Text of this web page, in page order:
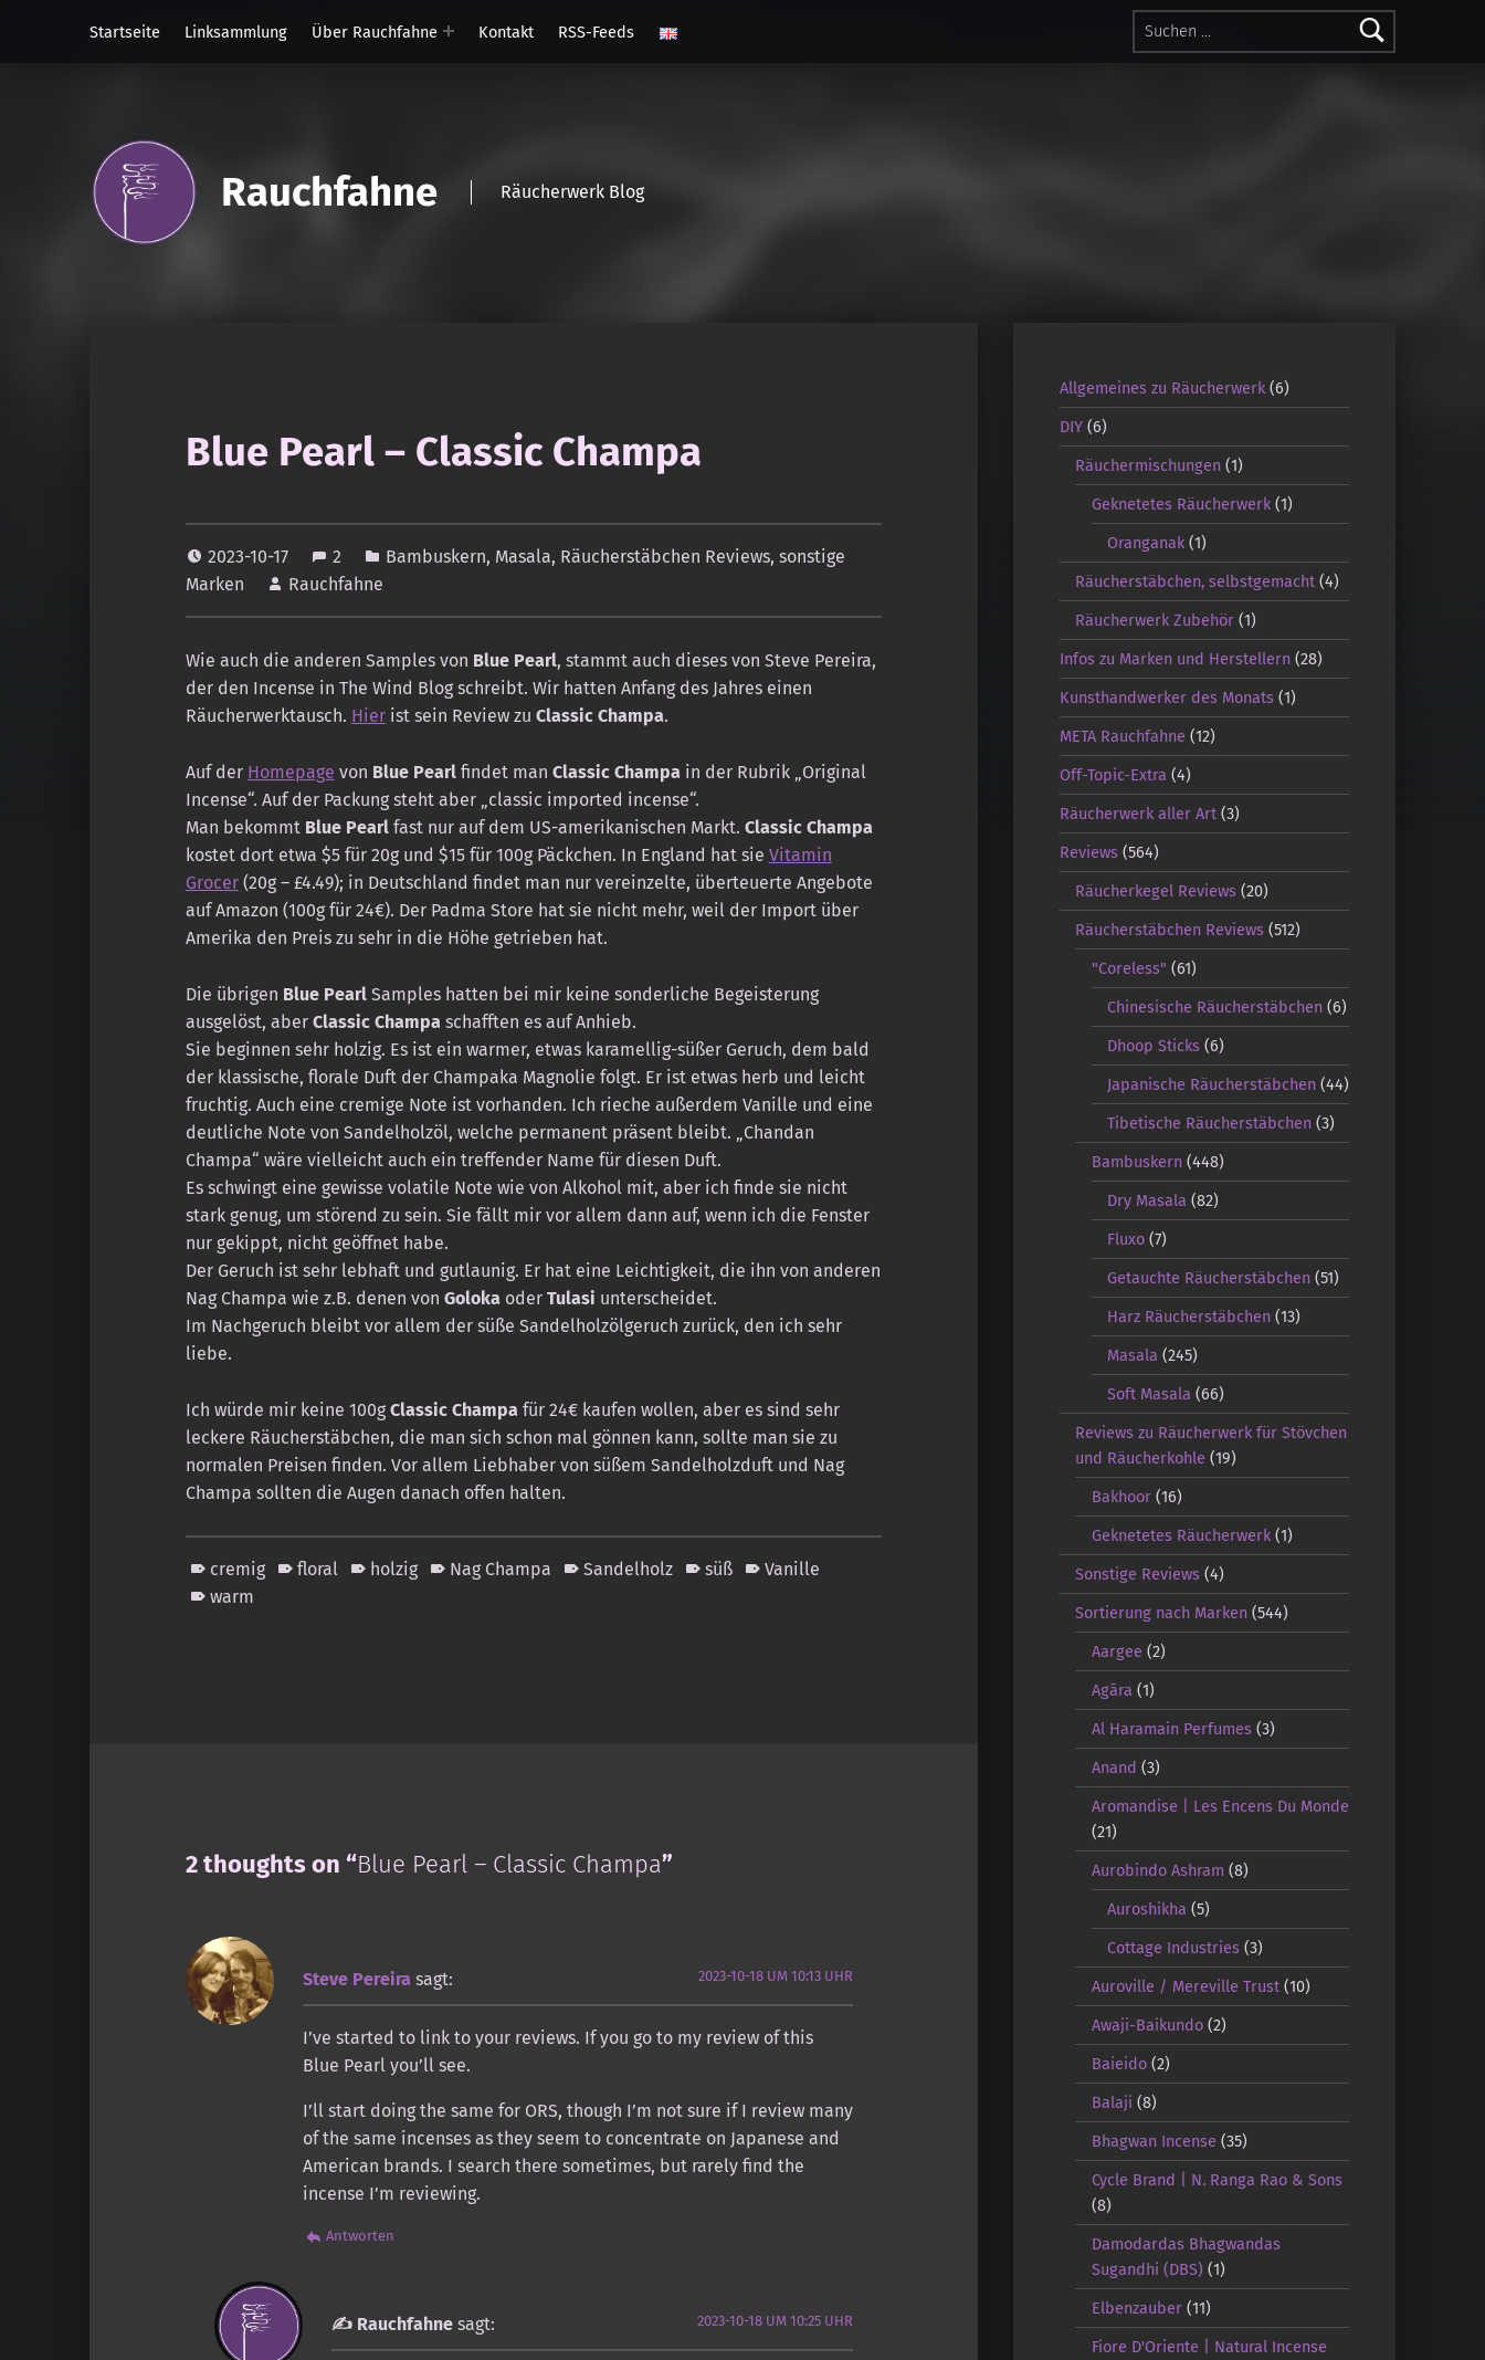
Suchen nach:
Startseite
Linksammlung Über Rauchfahne Kontakt RSS-Feeds
Rauchfahne Räucherwerk Blog
Blue Pearl – Classic Champa
2023-10-17 2 Bambuskern, Masala, Räucherstäbchen Reviews, sonstige
Marken
Rauchfahne
Wie auch die anderen Samples von Blue Pearl, stammt auch dieses von Steve Pereira,
der den Incense in The Wind Blog schreibt. Wir hatten Anfang des Jahres einen
Räucherwerktausch. Hierist sein Review zu Classic Champa.
Auf der Homepage von Blue Pearlfindet man Classic Champain der Rubrik „Original
Incense“. Auf der Packung steht aber „classic imported incense“.
Man bekommt Blue Pearlfast nur auf dem US-amerikanischen Markt. Classic Champa
kostet dort etwa $5 für 20g und $15 für 100g Päckchen. In England hat sie Vitamin
Grocer(20g – £4.49); in Deutschland findet man nur vereinzelte, überteuerte Angebote
auf Amazon (100g für 24€). Der Padma Store hat sie nicht mehr, weil der Import über
Amerika den Preis zu sehr in die Höhe getrieben hat.
Die übrigen Blue PearlSamples hatten bei mir keine sonderliche Begeisterung
ausgelöst, aber Classic Champaschafften es auf Anhieb.
Sie beginnen sehr holzig. Es ist ein warmer, etwas karamellig-süßer Geruch, dem bald
der klassische, florale Duft der Champaka Magnolie folgt. Er ist etwas herb und leicht
fruchtig. Auch eine cremige Note ist vorhanden. Ich rieche außerdem Vanille und eine
deutliche Note von Sandelholzöl, welche permanent präsent bleibt. „Chandan
Champa“ wäre vielleicht auch ein treffender Name für diesen Duft.
Es schwingt eine gewisse volatile Note wie von Alkohol mit, aber ich finde sie nicht
stark genug, um störend zu sein. Sie fällt mir vor allem dann auf, wenn ich die Fenster
nur gekippt, nicht geöffnet habe.
Der Geruch ist sehr lebhaft und gutlaunig. Er hat eine Leichtigkeit, die ihn von anderen
Nag Champa wie z.B. denen von Golokaoder Tulasi unterscheidet.
Im Nachgeruch bleibt vor allem der süße Sandelholzölgeruch zurück, den ich sehr
liebe.
Ich würde mir keine 100gClassic Champafür 24€ kaufen wollen, aber es sind sehr
leckere Räucherstäbchen, die man sich schon mal gönnen kann, sollte man sie zu
normalen Preisen finden. Vor allem Liebhaber von süßem Sandelholzduft und Nag
Champa sollten die Augen danach offen halten.
cremig floral holzig Nag Champa Sandelholz süß
Vanille
warm
2 thoughts on “Blue Pearl – Classic Champa”
Steve Pereira sagt: 2023-10-18 UM 10:13 UHR
I’ve started to link to your reviews. If you go to my review of this
Blue Pearl you’ll see.
I’ll start doing the same for ORS, though I’m not sure if I review many
of the same incenses as they seem to concentrate on Japanese and
American brands. I search there sometimes, but rarely find the
incense I’m reviewing.
Antworten
Rauchfahne sagt: 2023-10-18 UM 10:25 UHR
Allgemeines zu Räucherwerk(6)
DIY(6)
Räuchermischungen (1)
Geknetetes Räucherwerk(1)
Oranganak (1)
Räucherstäbchen, selbstgemacht (4)
Räucherwerk Zubehör (1)
Infos zu Marken und Herstellern(28)
Kunsthandwerker des Monats(1)
META Rauchfahne (12)
Off-Topic-Extra (4)
Räucherwerk aller Art(3)
Reviews(564)
Räucherkegel Reviews (20)
Räucherstäbchen Reviews (512)
"Coreless" (61)
Chinesische Räucherstäbchen (6)
Dhoop Sticks (6)
Japanische Räucherstäbchen (44)
Tibetische Räucherstäbchen (3)
Bambuskern(448)
Dry Masala (82)
Fluxo (7)
Getauchte Räucherstäbchen (51)
Harz Räucherstäbchen (13)
Masala (245)
Soft Masala (66)
Reviews zu Räucherwerk für Stövchen
und Räucherkohle (19)
Bakhoor(16)
Geknetetes Räucherwerk(1)
Sonstige Reviews (4)
Sortierung nach Marken (544)
Aargee (2)
Agāra (1)
Al Haramain Perfumes(3)
Anand (3)
Aromandise | Les Encens Du Monde
(21)
Aurobindo Ashram (8)
Auroshikha (5)
Cottage Industries (3)
Auroville / Mereville Trust(10)
Awaji-Baikundo(2)
Baieido(2)
Balaji (8)
Bhagwan Incense (35)
Cycle Brand | N. Ranga Rao & Sons
(8)
Damodardas Bhagwandas
Sugandhi (DBS) (1)
Elbenzauber(11)
Fiore D'Oriente | Natural Incense